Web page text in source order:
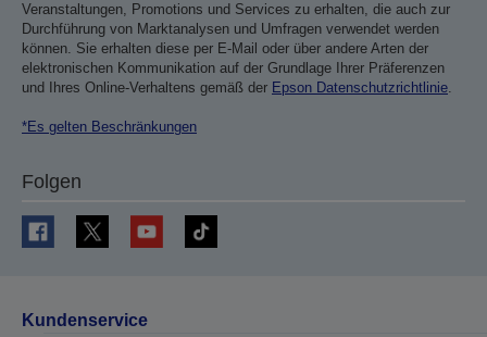
Veranstaltungen, Promotions und Services zu erhalten, die auch zur
Durchführung von Marktanalysen und Umfragen verwendet werden
können. Sie erhalten diese per E-Mail oder über andere Arten der
elektronischen Kommunikation auf der Grundlage Ihrer Präferenzen
und Ihres Online-Verhaltens gemäß der Epson Datenschutzrichtlinie.
*Es gelten Beschränkungen
Folgen
Kundenservice